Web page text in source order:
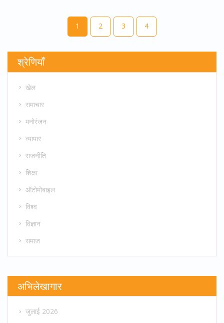
1 2 3 4
श्रेणियाँ
खेल
समाचार
मनोरंजन
व्यापार
राजनीति
शिक्षा
ऑटोमोबाइल
विश्व
विज्ञान
समाज
अभिलेखागार
जुलाई 2026